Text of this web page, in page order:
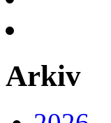
Arkiv